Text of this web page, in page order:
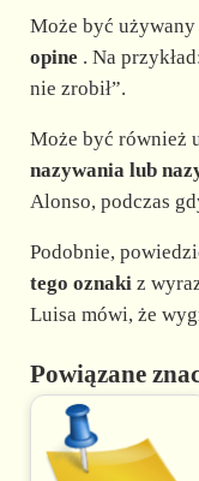
Może być
opine . Na
nie zrobił”.
Może być również
nazywania lub
Alonso, podczas
Podobnie,
tego oznakiz
Luisa mówi, że
Powiązane